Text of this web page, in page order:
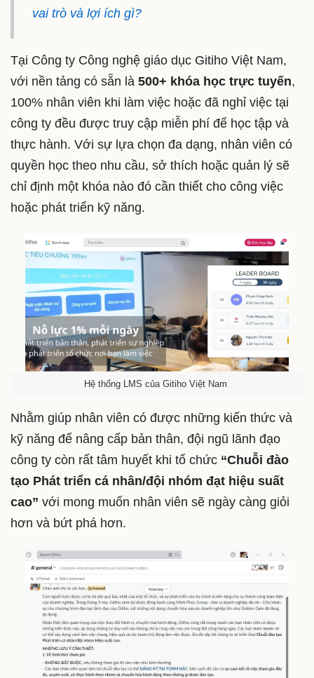
vai trò và lợi ích gì?
Tại Công ty Công nghệ giáo dục Gitiho Việt Nam,
với nền tảng có sẵn là 500+ khóa học trực tuyến,
100% nhân viên khi làm việc hoặc đã nghỉ việc tại
công ty đều được truy cập miễn phí để học tập và
thực hành. Với sự lựa chọn đa dạng, nhân viên có
quyền học theo nhu cầu, sở thích hoặc quản lý sẽ
chỉ định một khóa nào đó cần thiết cho công việc
hoặc phát triển kỹ năng.
Hệ thống LMS của Gitiho Việt Nam
Nhằm giúp nhân viên có được những kiến thức và
kỹ năng để nâng cấp bản thân, đội ngũ lãnh đạo
công ty còn rất tâm huyết khi tổ chức “Chuỗi đào
tạo Phát triển cá nhân/đội nhóm đạt hiệu suất
cao” với mong muốn nhân viên sẽ ngày càng giỏi
hơn và bứt phá hơn.